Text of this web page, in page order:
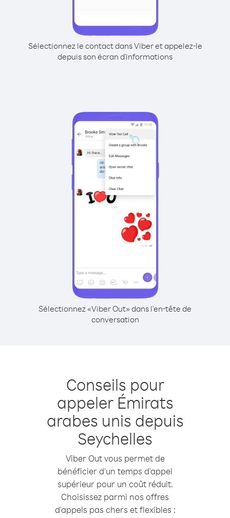
Sélectionnez le contact dans Viber et appelez-le
depuis son écran d'informations
Sélectionnez «Viber Out» dans l'en-tête de
conversation
Conseils pour
appeler Émirats
arabes unis depuis
Seychelles
Viber Out vous permet de
bénéficier d'un temps d'appel
supérieur pour un coût réduit.
Choisissez parmi nos offres
d'appels pas chers et flexibles :